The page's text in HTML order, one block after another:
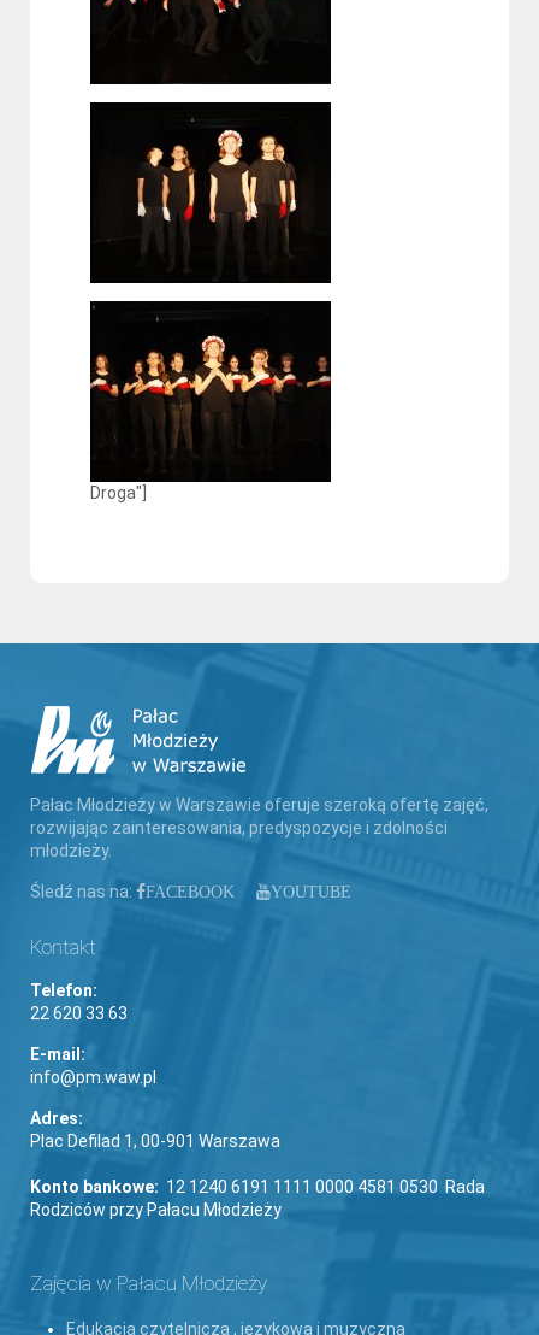
Droga"]
Pałac Młodzieży w Warszawie oferuje szeroką ofertę zajęć,
rozwijając zainteresowania, predyspozycje i zdolności
młodzieży.
Śledź nas na: FACEBOOK YOUTUBE
Kontakt
Telefon:
22 620 33 63
E-mail:
info@pm.waw.pl
Adres:
Plac Defilad 1, 00-901 Warszawa
Konto bankowe: 12 1240 6191 1111 0000 4581 0530 Rada
Rodziców przy Pałacu Młodzieży
Zajęcia w Pałacu Młodzieży
Edukacja czytelnicza , językowa i muzyczna